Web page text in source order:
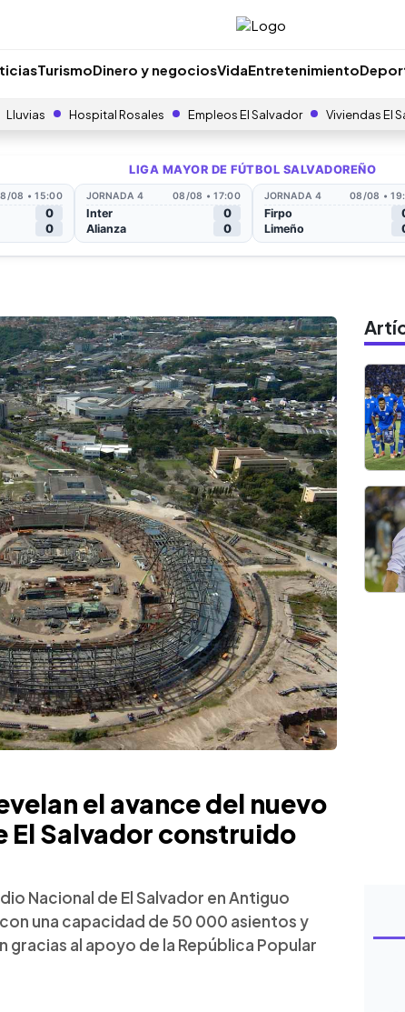
TurismoDinero y negociosVidaEntretenimiento
Lluvias Hospital Rosales Empleos El Salvador Viviendas El
el avance del nuevo
El Salvador construido
Nacional de El Salvador en Antiguo
una capacidad de 50 000 asientos y
al apoyo de la República Popular